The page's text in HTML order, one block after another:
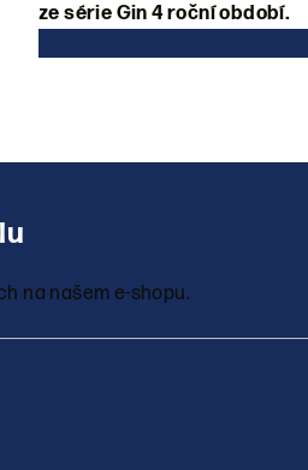
ze série Gin 4 roční období.
na našem e-shopu.